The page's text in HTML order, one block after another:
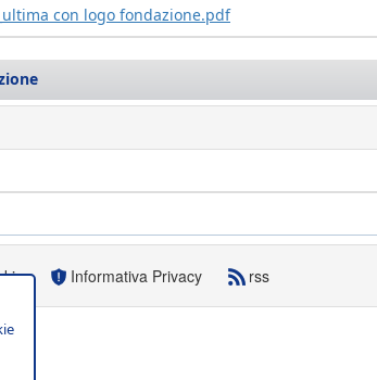
con logo fondazione.pdf
Informativa Privacy rss